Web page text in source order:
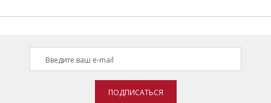
ПОДПИСАТЬСЯ